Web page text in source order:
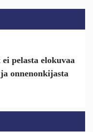
pelasta elokuvaa
onnenonkijasta